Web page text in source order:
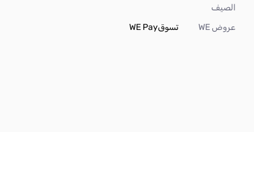
الصيف
عروض WE
تسوقWE Pay